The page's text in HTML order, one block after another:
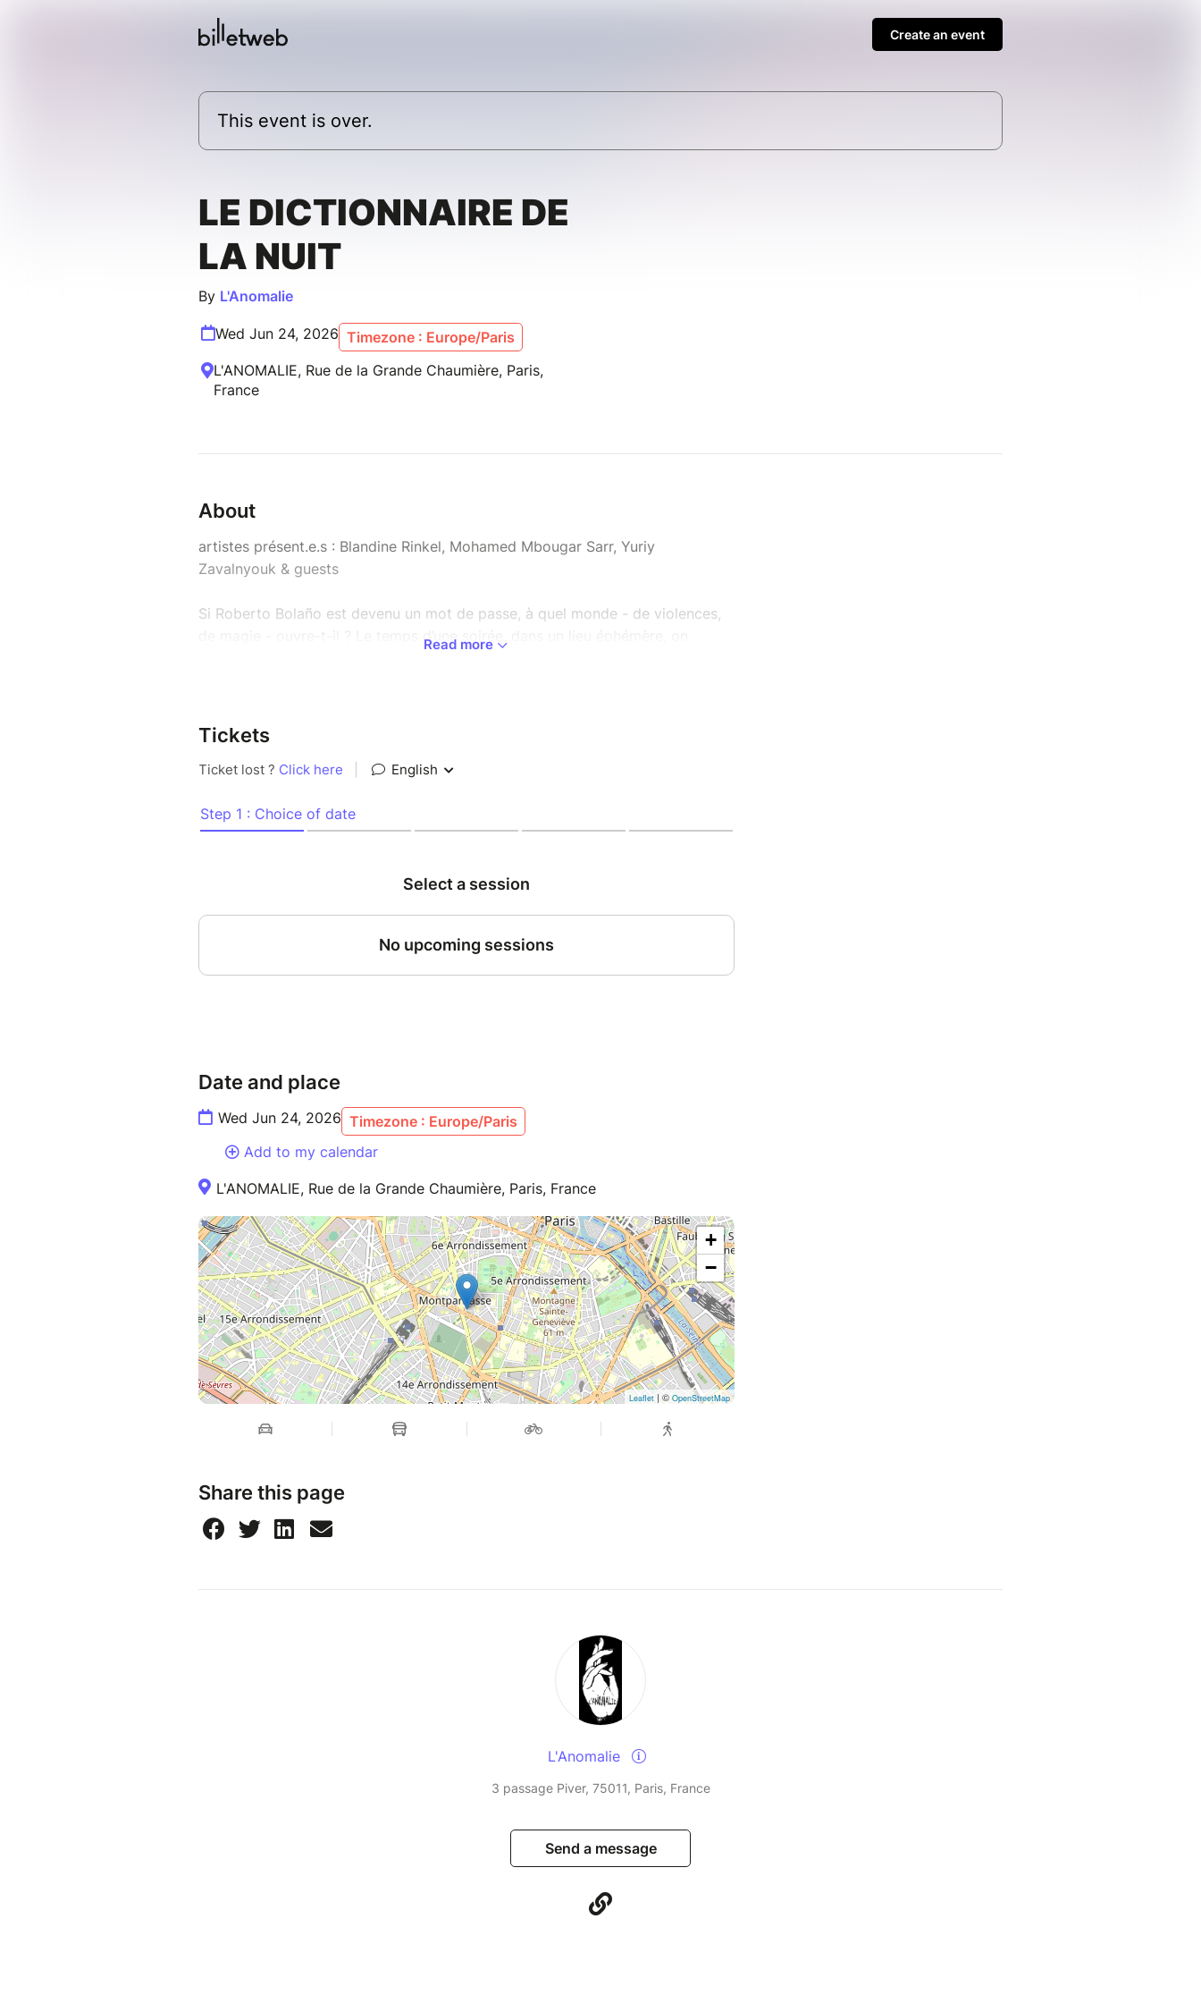
Create an event
This event is over.
LE DICTIONNAIRE DE
LA NUIT
By L'Anomalie
Wed Jun 24, 2026 Timezone : Europe/Paris
L'ANOMALIE, Rue de la Grande Chaumière, Paris,
France
About
artistes présent.e.s : Blandine Rinkel, Mohamed Mbougar Sarr, Yuriy
Zavalnyouk & guests
Si Roberto Bolaño est devenu un mot de passe, à quel monde - de violences,
de magie - ouvre-t-il ? Le temps d’une soirée, dans un lieu éphémère, on
"La vie est demande et offre, ou offre et demande, tout se limite à ça, mais
comme ça on ne veut pas vivre. Un troisième pied est nécessaire pour que la
train de basculer dans les poubelles du vide. Alors prends note. L'équation est
la suivante : offre + demande + magie. Qu'est-ce que la magie ? La magie est
Read more
Tickets
Date and place
Wed Jun 24, 2026 Timezone : Europe/Paris
Add to my calendar
L'ANOMALIE, Rue de la Grande Chaumière, Paris, France
+
−
Leaflet | ©OpenStreetMap
Share this page
L'Anomalie
3 passage Piver, 75011, Paris, France
Send a message